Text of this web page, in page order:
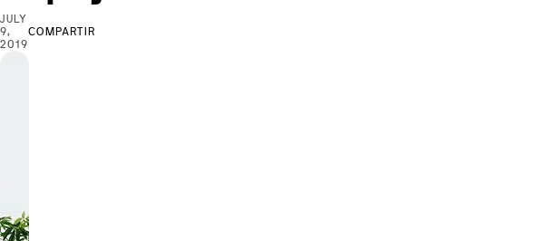
JULY
9,
2019
COMPARTIR